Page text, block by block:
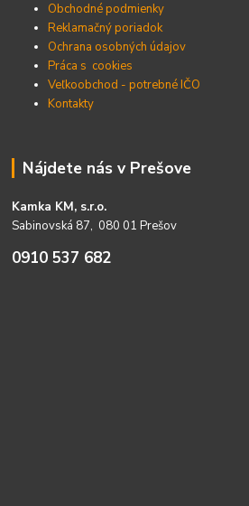
Obchodné podmienky
Reklamačný poriadok
Ochrana osobných údajov
Práca s cookies
Veľkoobchod - potrebné IČO
Kontakty
Nájdete nás v Prešove
Kamka KM, s.r.o.
Sabinovská 87, 080 01 Prešov
0910 537 682